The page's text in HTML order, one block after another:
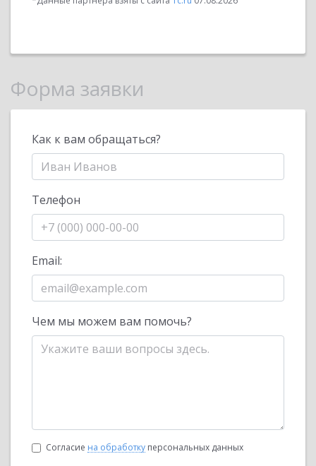
Форма заявки
Как к вам обращаться?
Телефон
Email:
Чем мы можем вам помочь?
Согласие на обработку персональных данных